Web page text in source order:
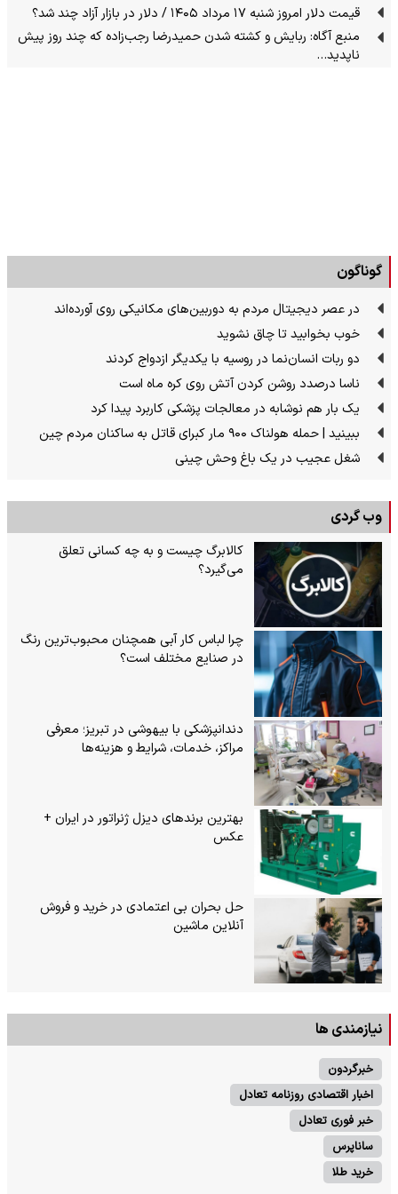
قیمت دلار امروز شنبه ۱۷ مرداد ۱۴۰۵ / دلار در بازار آزاد چند شد؟
منبع آگاه: ربایش و کشته شدن حمیدرضا رجب‌زاده که چند روز پیش
ناپدید…
گوناگون
در عصر دیجیتال مردم به دوربین‌های مکانیکی روی آورده‌اند
خوب بخوابید تا چاق نشوید
دو ربات انسان‌نما در روسیه با یکدیگر ازدواج کردند
ناسا درصدد روشن کردن آتش روی کره ماه است
یک بار هم نوشابه در معالجات پزشکی کاربرد پیدا کرد
ببینید | حمله هولناک ۹۰۰ مار کبرای قاتل به ساکنان مردم چین
شغل عجیب در یک باغ وحش چینی
وب گردی
کالابرگ چیست و به چه کسانی تعلق
می‌گیرد؟
چرا لباس کار آبی همچنان محبوب‌ترین رنگ
در صنایع مختلف است؟
دندانپزشکی با بیهوشی در تبریز؛ معرفی
مراکز، خدمات، شرایط و هزینه‌ها
بهترین برندهای دیزل ژنراتور در ایران +
عکس
حل بحران بی‌ اعتمادی در خرید و فروش
آنلاین ماشین
نیازمندی ها
خبرگردون
اخبار اقتصادی روزنامه تعادل
خبر فوری تعادل
ساناپرس
خرید طلا